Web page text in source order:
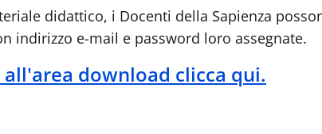
didattico, i Docenti della Sapienza
indirizzo e-mail e password loro assegnate.
all'area download clicca qui.